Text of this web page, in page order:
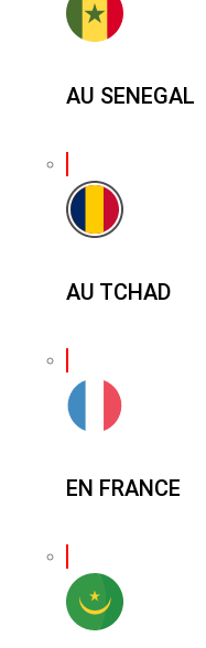
AU SENEGAL
AU TCHAD
EN FRANCE